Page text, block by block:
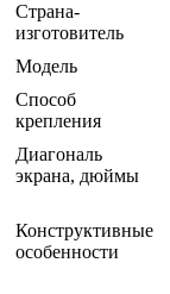
Страна-
изготовитель
Модель
Способ
крепления
Диагональ
экрана, дюймы
Конструктивные
особенности